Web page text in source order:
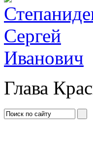
Глава